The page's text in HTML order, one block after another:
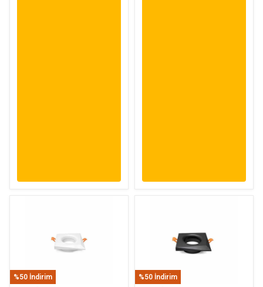
%50 İndirim %50 İndirim